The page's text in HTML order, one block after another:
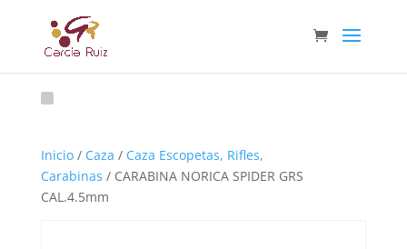
Inicio/ Caza / Caza Escopetas, Rifles,
Carabinas / CARABINA NORICA SPIDER GRS
CAL.4.5mm